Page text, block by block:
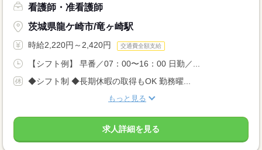
看護師・准看護師
茨城県龍ケ崎市/竜ヶ崎駅
時給2,220円～2,420円 交通費全額支給
【シフト例】 早番／07：00〜16：00 日勤／...
◆シフト制 ◆長期休暇の取得もOK 勤務曜...
もっと見る
求人詳細を見る